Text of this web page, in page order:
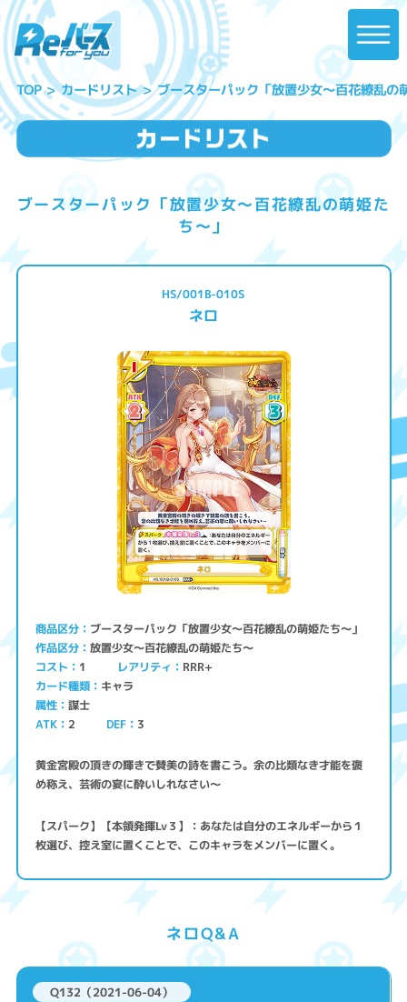
TOP カードリスト ブースターパック「放置少女〜百花繚乱の
ブースターパック「放置少女〜百花繚乱の萌姫た
ち〜」
HS/001B-010S
ネロ
商品区分 ブースターパック「放置少女〜百花繚乱の萌姫たち〜」
作品区分 放置少女〜百花繚乱の萌姫たち〜
コスト 1 レアリティ RRR+
カード種類 キャラ
属性 謀士
ATK 2 DEF 3
黄金宮殿の頂きの輝きで賛美の詩を書こう。余の比類なき才能を褒
め称え、芸術の宴に酔いしれなさい〜
【スパーク】【本領発揮Lv３】：あなたは自分のエネルギーから１
枚選び、控え室に置くことで、このキャラをメンバーに置く。
ネロQ&A
Q132（2021-06-04）